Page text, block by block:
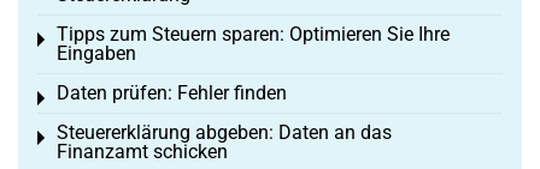
Tipps zum Steuern sparen: Optimieren Sie Ihre
Eingaben
Toggle menu
Daten prüfen: Fehler finden
Toggle menu
Steuererklärung abgeben: Daten an das
Finanzamt schicken
Toggle menu